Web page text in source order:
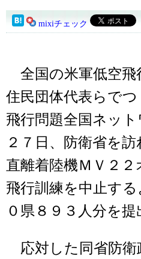
mixiチェック
全国の米軍低空飛
住民団体代表らで
飛行問題全国ネッ
２７日、防衛省を
直離着陸機ＭＶ２
飛行訓練を中止す
０県８９３人分を提
応対した同省防衛